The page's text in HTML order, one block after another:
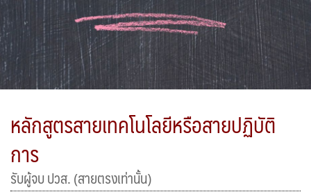
หลักสูตรสายเทคโนโลยีหรือสายปฏิบัติ
การ
รับผู้จบ ปวส. (สายตรงเท่านั้น)